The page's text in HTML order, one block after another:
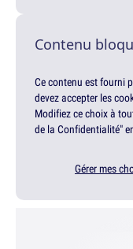
Contenu
Ce contenu est fourni
devez accepter les
Modifiez ce choix à
de la Confidentialité"
Gérer mes